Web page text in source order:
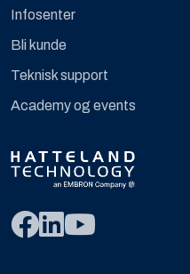
Infosenter
Bli kunde
Teknisk support
Academy og events